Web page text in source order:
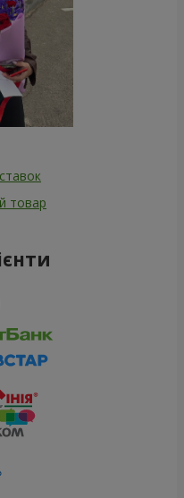
товар